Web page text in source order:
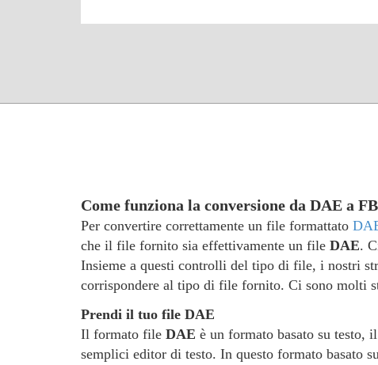
Come funziona la conversione da DAE a
Per convertire correttamente un file formattato
che il file fornito sia effettivamente un file DAE.
Insieme a questi controlli del tipo di file, i nostri
corrispondere al tipo di file fornito. Ci sono molti
Prendi il tuo file DAE
Il formato file DAE è un formato basato su testo,
semplici editor di testo. In questo formato basato